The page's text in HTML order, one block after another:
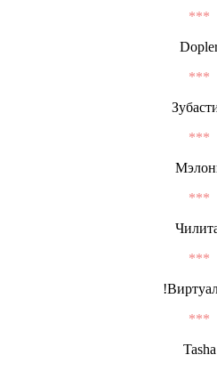
***
***
***
***
***
***
Tasha